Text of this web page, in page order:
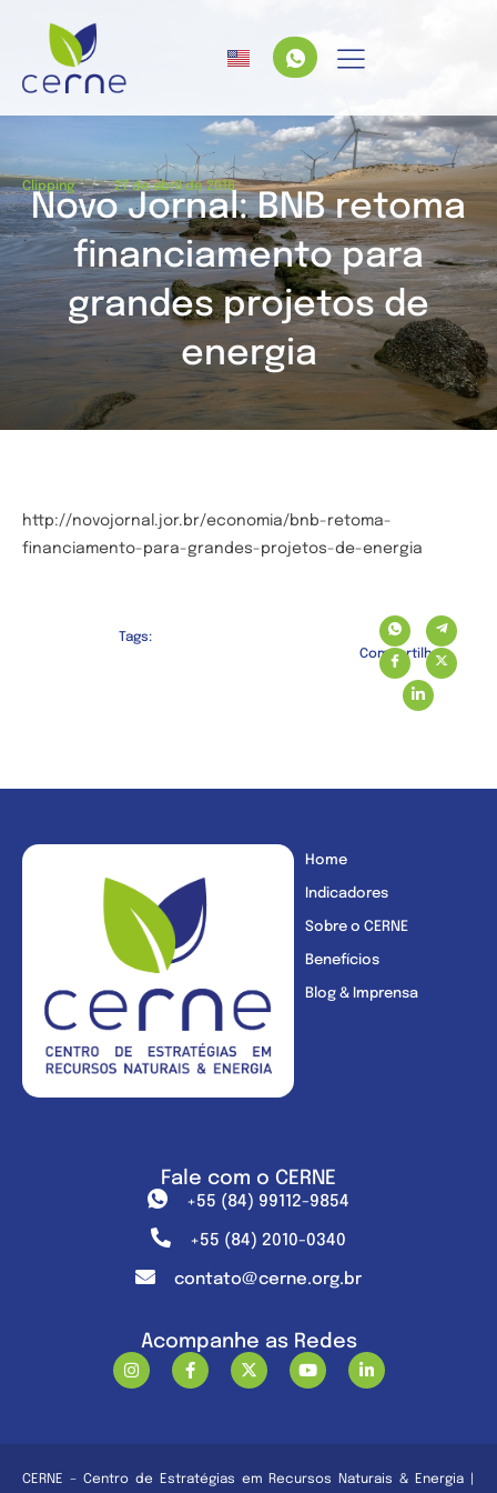
Clipping / 27 de abril de 2016
Novo Jornal: BNB retoma
financiamento para
grandes projetos de
energia
http://novojornal.jor.br/economia/bnb-retoma-
financiamento-para-grandes-projetos-de-energia
Tags:
Compartilhe:
Home
Indicadores
Sobre o CERNE
Benefícios
Blog & Imprensa
Fale com o CERNE
+55 (84) 99112-9854
+55 (84) 2010-0340
contato@cerne.org.br
Acompanhe as Redes
CERNE – Centro de Estratégias em Recursos Naturais & Energia |